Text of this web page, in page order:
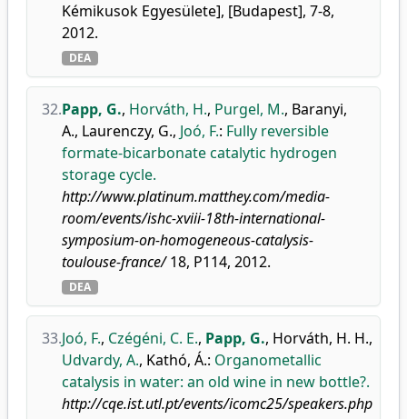
Kémikusok Egyesülete], [Budapest], 7-8,
2012.
DEA
32.Papp, G., Horváth, H., Purgel, M., Baranyi,
A., Laurenczy, G., Joó, F.: Fully reversible
formate-bicarbonate catalytic hydrogen
storage cycle.
http://www.platinum.matthey.com/media-
room/events/ishc-xviii-18th-international-
symposium-on-homogeneous-catalysis-
toulouse-france/18, P114, 2012.
DEA
33.Joó, F., Czégéni, C. E., Papp, G., Horváth, H. H.,
Udvardy, A., Kathó, Á.: Organometallic
catalysis in water: an old wine in new bottle?.
http://cqe.ist.utl.pt/events/icomc25/speakers.php